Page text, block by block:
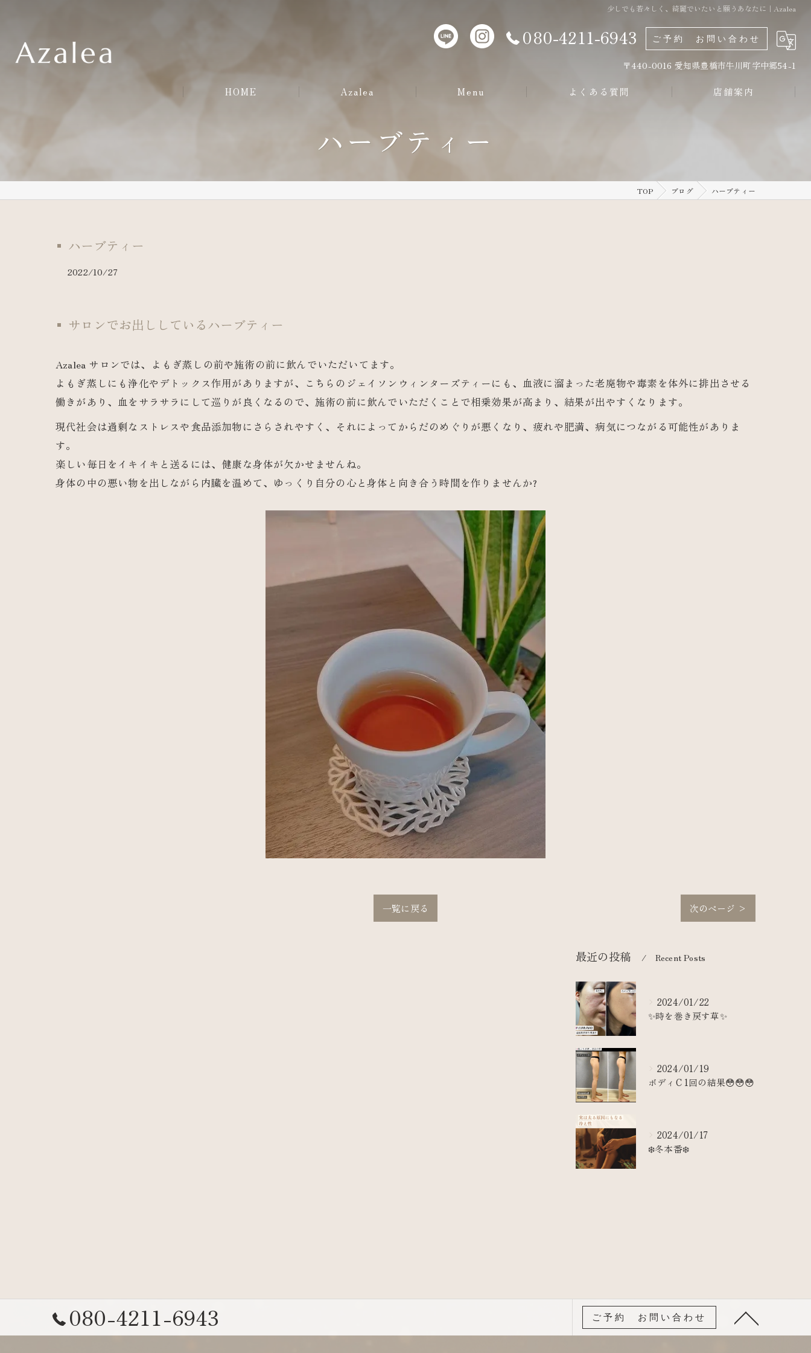
少しでも若々しく、綺麗でいたいと願うあなたに｜Azalea
080-4211-6943 ご予約 お問い合わせ
〒440-0016 愛知県豊橋市牛川町字中郷54-1
HOME Azalea Menu よくある質問 店舗案内
ハーブティー
TOP ブログ ハーブティー
ハーブティー
2022/10/27
サロンでお出ししているハーブティー
Azalea サロンでは、よもぎ蒸しの前や施術の前に飲んでいただいてます。
よもぎ蒸しにも浄化やデトックス作用がありますが、こちらのジェイソンウィンターズティーにも、血液に溜まった老廃物や毒素を体外に排出させる
働きがあり、血をサラサラにして巡りが良くなるので、施術の前に飲んでいただくことで相乗効果が高まり、結果が出やすくなります。
現代社会は過剰なストレスや食品添加物にさらされやすく、それによってからだのめぐりが悪くなり、疲れや肥満、病気につながる可能性がありま
す。
楽しい毎日をイキイキと送るには、健康な身体が欠かせませんね。
身体の中の悪い物を出しながら内臓を温めて、ゆっくり自分の心と身体と向き合う時間を作りませんか?
一覧に戻る 次のページ >
最近の投稿 Recent Posts
2024/01/22
✨時を巻き戻す草✨
2024/01/19
ボディC 1回の結果😳😳😳
2024/01/17
❄️冬本番❄️
080-4211-6943 ご予約 お問い合わせ